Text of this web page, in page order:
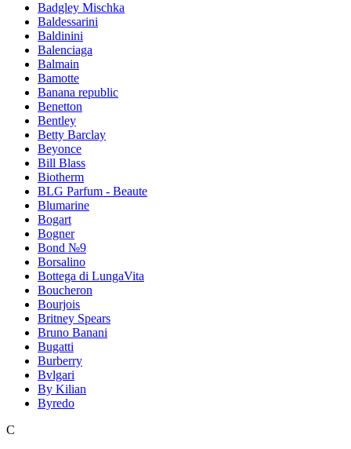
Badgley Mischka
Baldessarini
Baldinini
Balenciaga
Balmain
Bamotte
Banana republic
Benetton
Bentley
Betty Barclay
Beyonce
Bill Blass
Biotherm
BLG Parfum - Beaute
Blumarine
Bogart
Bogner
Bond №9
Borsalino
Bottega di LungaVita
Boucheron
Bourjois
Britney Spears
Bruno Banani
Bugatti
Burberry
Bvlgari
By Kilian
Byredo
C